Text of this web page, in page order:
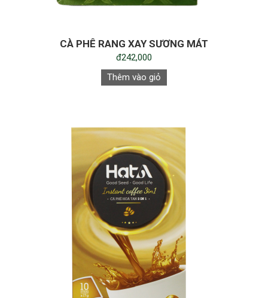
CÀ PHÊ RANG XAY SƯƠNG MÁT
đ242,000
Thêm vào giỏ